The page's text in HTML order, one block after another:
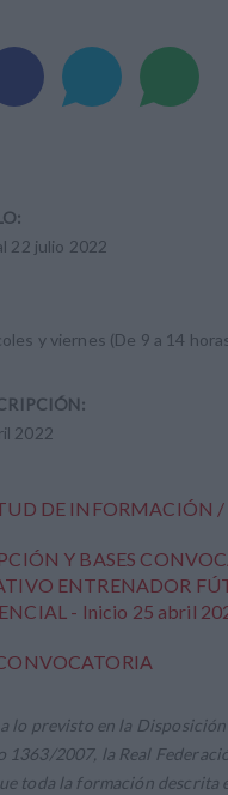
22 julio 2022
y viernes (De 9 a 14
2022
DE INFORMACIÓN /
Y BASES
ENTRENADOR
- Inicio 25 abril
lo previsto en la
1363/2007, la Real
toda la formación descrita